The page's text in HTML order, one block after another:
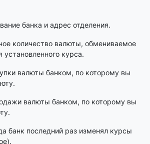
банка и адрес отделения.
количество валюты, обмениваемое
курса.
валюты банком, по которому вы
валюты банком, по которому вы
банк последний раз изменял курсы